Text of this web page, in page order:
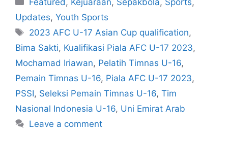
Featured, Kejuaraan, Sepakbola, Sports,
Updates, Youth Sports
2023 AFC U-17 Asian Cup qualification,
Bima Sakti, Kualifikasi Piala AFC U-17 2023,
Mochamad Iriawan, Pelatih Timnas U-16,
Pemain Timnas U-16, Piala AFC U-17 2023,
PSSI, Seleksi Pemain Timnas U-16, Tim
Nasional Indonesia U-16, Uni Emirat Arab
Leave a comment